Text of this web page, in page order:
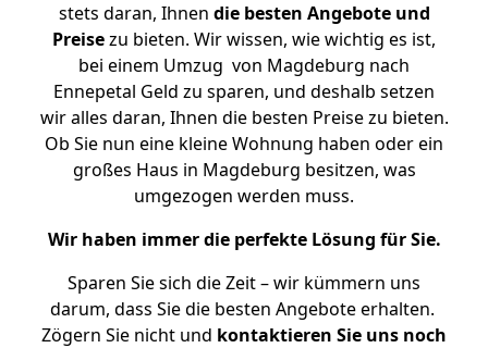
stets daran, Ihnen die besten Angebote und
Preisezu bieten. Wir wissen, wie wichtig es ist,
bei einem Umzug von Magdeburg nach
Ennepetal Geld zu sparen, und deshalb setzen
wir alles daran, Ihnen die besten Preise zu bieten.
Ob Sie nun eine kleine Wohnung haben oder ein
großes Haus in Magdeburg besitzen, was
umgezogen werden muss.
Wir haben immer die perfekte Lösung für Sie.
Sparen Sie sich die Zeit – wir kümmern uns
darum, dass Sie die besten Angebote erhalten.
Zögern Sie nicht und kontaktieren Sie uns noch